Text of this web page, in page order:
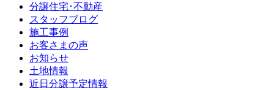
分譲住宅･不動産
スタッフブログ
施工事例
お客さまの声
お知らせ
土地情報
近日分譲予定情報